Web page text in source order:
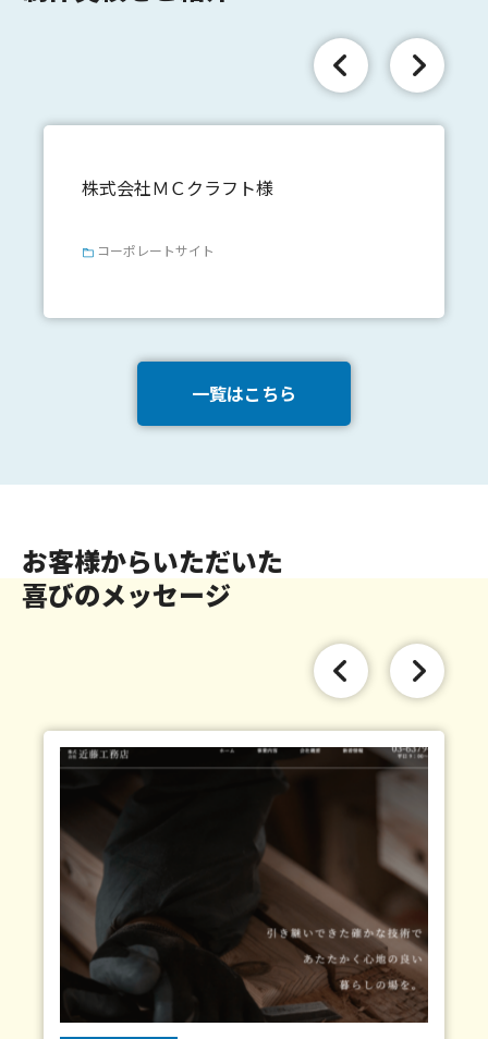
株式会社ＭＣクラフト様
コーポレートサイト
一覧はこちら
お客様からいただいた
喜びのメッセージ